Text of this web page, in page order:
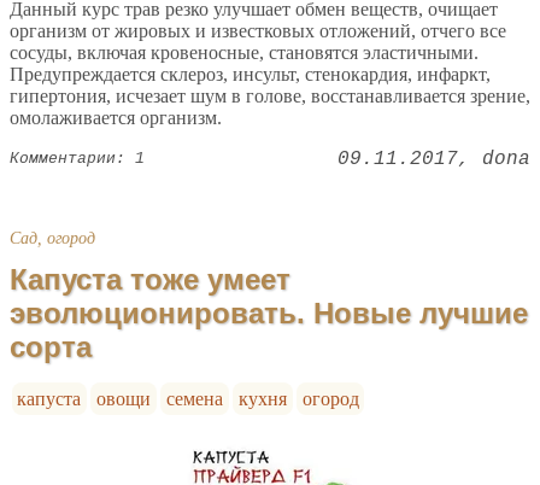
Данный курс трав резко улучшает обмен веществ, очищает
организм от жировых и известковых отложений, отчего все
сосуды, включая кровеносные, становятся эластичными.
Предупреждается склероз, инсульт, стенокардия, инфаркт,
гипертония, исчезает шум в голове, восстанавливается зрение,
омолаживается организм.
Комментарии: 1 09.11.2017 dona
Сад, огород
Капуста тоже умеет
эволюционировать. Новые лучшие
сорта
капуста овощи семена кухня огород